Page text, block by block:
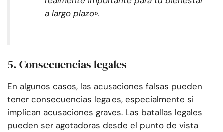
a largo plazo».
5. Consecuencias legales
En algunos casos, las acusaciones falsas pueden
tener consecuencias legales, especialmente si
implican acusaciones graves. Las batallas legales
pueden ser agotadoras desde el punto de vista